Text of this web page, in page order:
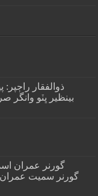
ذوالفقار
بينظير ڀٽو
گورنر سميت